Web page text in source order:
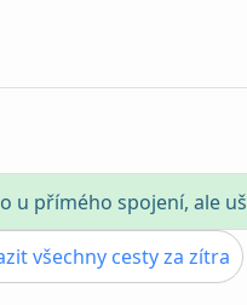
u přímého spojení, ale
všechny cesty za zítra